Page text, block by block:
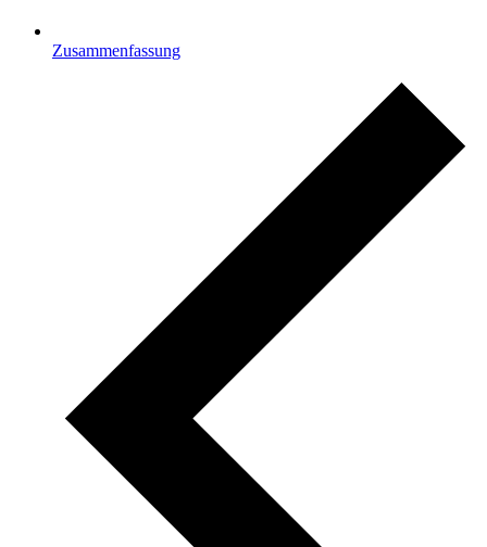
Zusammenfassung